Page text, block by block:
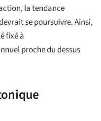
la tendance
se poursuivre. Ainsi,
fixé à
proche du dessus